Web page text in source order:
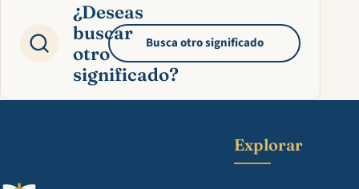
¿Deseas
buscar
otro
significado?
Busca otro significado
Explorar